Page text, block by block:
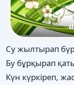
Су жылтырап
Бу бұрқырап
Күн күркіреп,